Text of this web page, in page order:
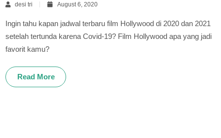
desi tri
August 6, 2020
Ingin tahu kapan jadwal terbaru film Hollywood di 2020 dan 2021
setelah tertunda karena Covid-19? Film Hollywood apa yang jadi
favorit kamu?
Read More